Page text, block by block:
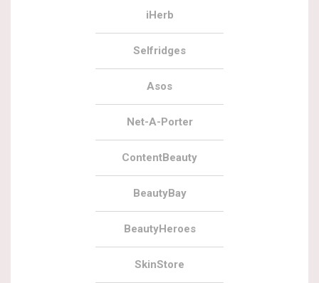
iHerb
Selfridges
Asos
Net-A-Porter
ContentBeauty
BeautyBay
BeautyHeroes
SkinStore